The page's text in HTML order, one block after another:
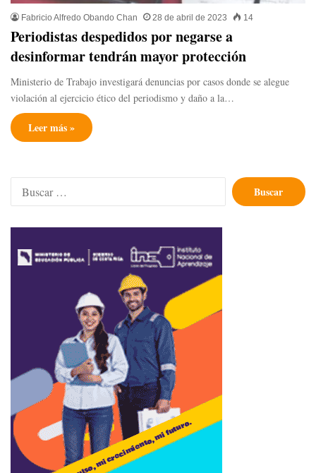
Fabricio Alfredo Obando Chan 28 de abril de 2023 14
Periodistas despedidos por negarse a
desinformar tendrán mayor protección
Ministerio de Trabajo investigará denuncias por casos donde se alegue
violación al ejercicio ético del periodismo y daño a la…
Leer más »
Buscar: